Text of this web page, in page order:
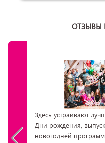
ОТЗЫВЫ
Здесь устраивают
Дни рождения,
новогодней